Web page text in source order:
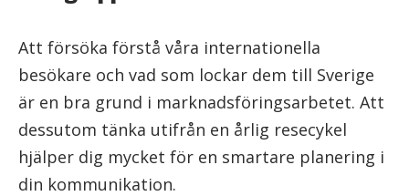
Att försöka förstå våra internationella
besökare och vad som lockar dem till Sverige
är en bra grund i marknadsföringsarbetet. Att
dessutom tänka utifrån en årlig resecykel
hjälper dig mycket för en smartare planering i
din kommunikation.